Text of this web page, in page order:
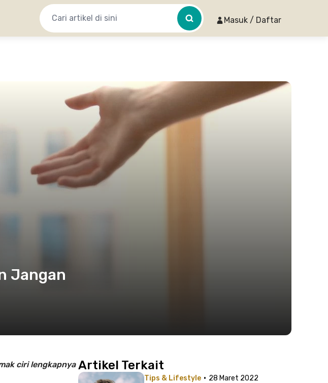
Masuk / Daftar
Jangan
ciri lengkapnya Artikel Terkait
Tips & Lifestyle · 28 Maret 2022